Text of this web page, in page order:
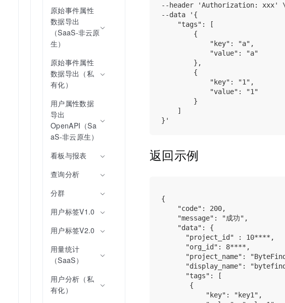
原始事件属性
数据导出
（SaaS-非云原
生）
原始事件属性
数据导出（私
有化）
用户属性数据
导出
OpenAPI（Sa
aS-非云原生）
看板与报表
查询分析
分群
用户标签V1.0
用户标签V2.0
用量统计
（SaaS）
用户分析（私
有化）
--header 'Authorization: xxx' \
--data '{
    "tags": [
        {
            "key": "a",
            "value": "a"
        },
        {
            "key": "1",
            "value": "1"
        }
    ]
返回示例
{
    "code": 200,
    "message": "成功",
    "data": {
      "project_id" : 10****,
      "org_id": 8****,
"project_name":
"display_name":
      "tags": [
       {
           "key": "key1",